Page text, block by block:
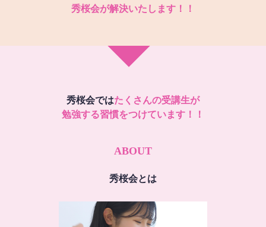
秀桜会が解決いたします！！
秀桜会ではたくさんの受講生が
勉強する習慣をつけています！！
ABOUT
秀桜会とは